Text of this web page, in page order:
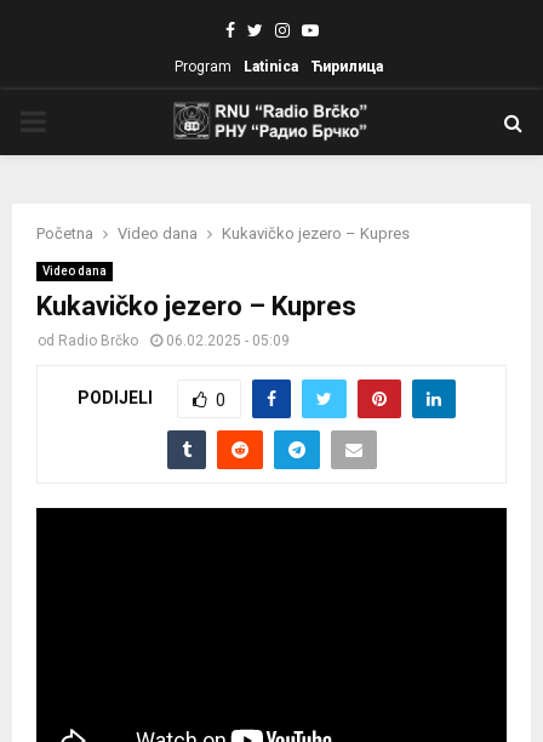
Facebook
TwitterInstagram
Youtube
Program Latinica Ћирилица
Početna Video dana Kukavičko jezero – Kupres
Video dana
Kukavičko jezero – Kupres
od Radio Brčko 06.02.2025 - 05:09
PODIJELI 0